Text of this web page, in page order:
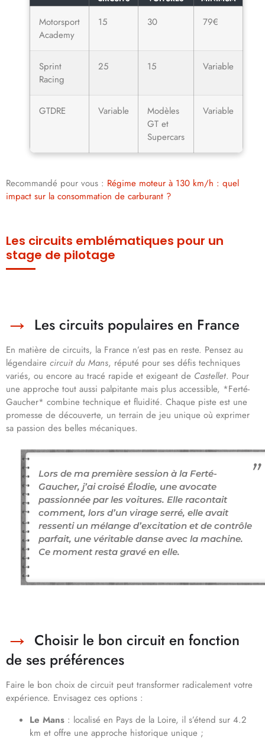
Motorsport
Academy
15 30 79€
Sprint
Racing
25 15 Variable
GTDRE Variable
Modèles
GT et
Supercars
Variable
Recommandé pour vous : Régime moteur à 130 km/h : quel
impact sur la consommation de carburant ?
Les circuits emblématiques pour un
stage de pilotage
Les circuits populaires en France
En matière de circuits, la France n’est pas en reste. Pensez au
légendaire circuit du Mans, réputé pour ses défis techniques
variés, ou encore au tracé rapide et exigeant de Castellet. Pour
une approche tout aussi palpitante mais plus accessible, *Ferté-
Gaucher* combine technique et fluidité. Chaque piste est une
promesse de découverte, un terrain de jeu unique où exprimer
sa passion des belles mécaniques.
Lors de ma première session à la Ferté-
Gaucher, j’ai croisé Élodie, une avocate
passionnée par les voitures. Elle racontait
comment, lors d’un virage serré, elle avait
ressenti un mélange d’excitation et de contrôle
parfait, une véritable danse avec la machine.
Ce moment resta gravé en elle.
Choisir le bon circuit en fonction
de ses préférences
Faire le bon choix de circuit peut transformer radicalement votre
expérience. Envisagez ces options :
Le Mans : localisé en Pays de la Loire, il s’étend sur 4.2
km et offre une approche historique unique ;